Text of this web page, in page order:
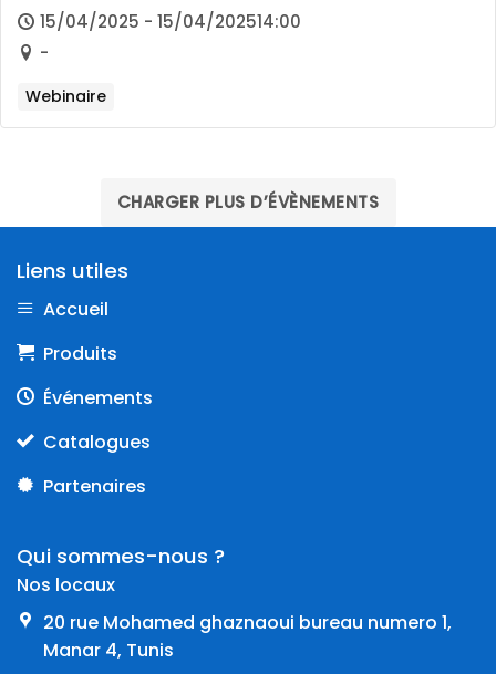
15/04/2025 - 15/04/202514:00
-
Webinaire
CHARGER PLUS D’ÉVÈNEMENTS
Liens utiles
Accueil
Produits
Événements
Catalogues
Partenaires
Qui sommes-nous ?
Nos locaux
20 rue Mohamed ghaznaoui bureau numero 1,
Manar 4, Tunis